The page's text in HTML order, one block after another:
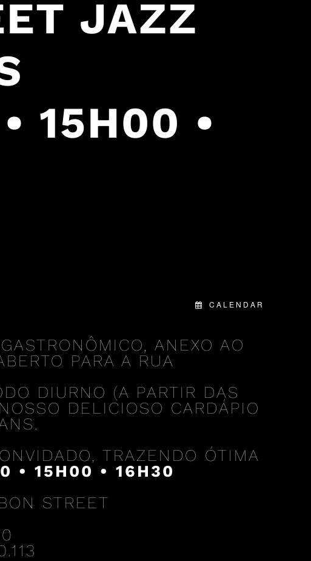
JAZZ
15H00 •
CALENDAR
ANEXO AO
PARA A RUA
DIURNO (A PARTIR DAS
DELICIOSO CARDÁPIO
TRAZENDO ÓTIMA
• 15H00 • 16H30
STREET